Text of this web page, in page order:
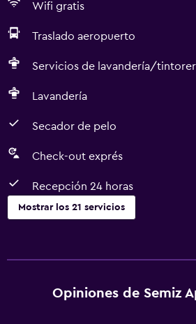
Wifi gratis
Traslado aeropuerto
Servicios de lavandería/
Lavandería
Secador de pelo
Check-out exprés
Recepción 24 horas
Mostrar los 21 servicios
Servicio de habitaciones
Opiniones de Semiz